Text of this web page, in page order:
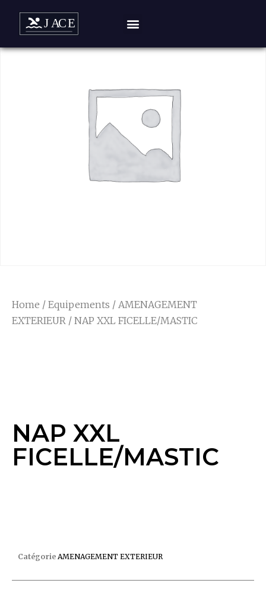
Home / Equipements / AMENAGEMENT
EXTERIEUR / NAP XXL FICELLE/MASTIC
NAP XXL
FICELLE/MASTIC
Catégorie AMENAGEMENT EXTERIEUR